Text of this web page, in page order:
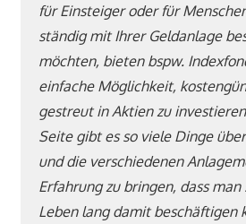
für Einsteiger oder für
ständig mit Ihrer Geldanlage
möchten, bieten bspw.
einfache Möglichkeit,
gestreut in Aktien zu
Seite gibt es so viele Dinge
und die verschiedenen
Erfahrung zu bringen, dass man
Leben lang damit beschäftigen